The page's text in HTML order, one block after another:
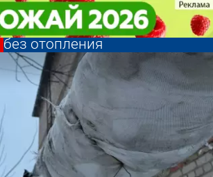
Прорыв на Чкалова:
опубликован список домов
без отопления
Прорыв на Чкалова:
опубликован список домов
без отопления
новости по
и курсы
в Пензе